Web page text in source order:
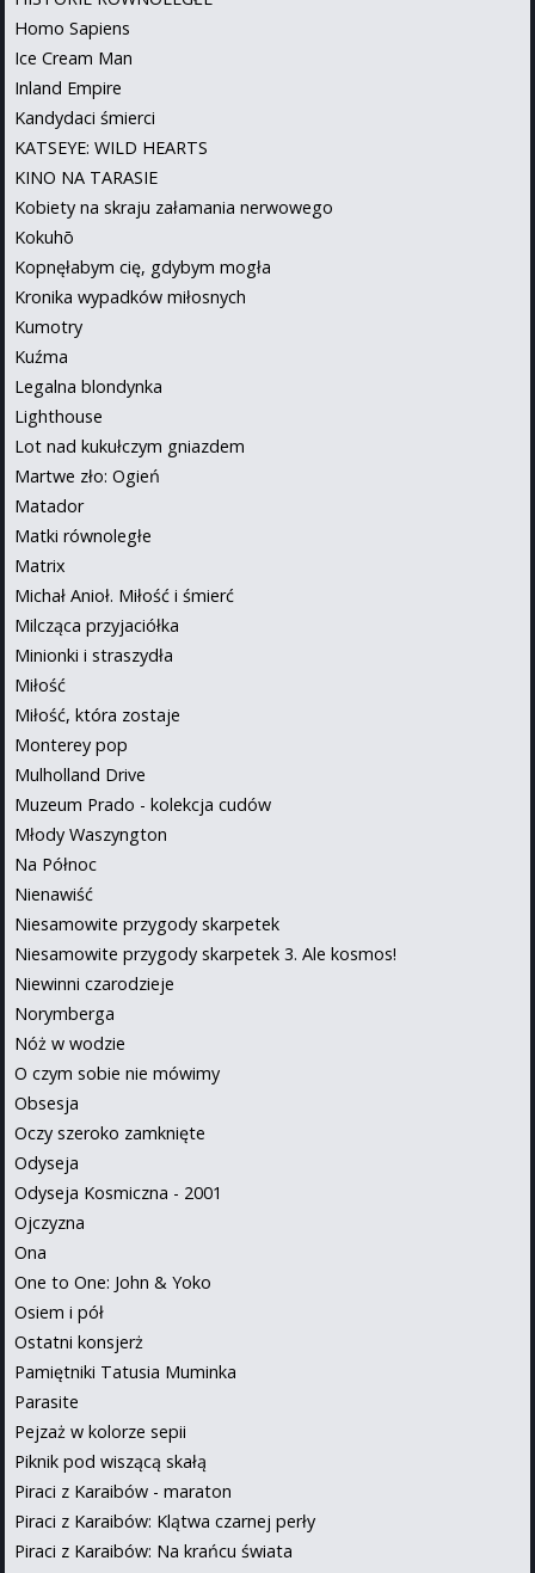
Homo Sapiens
Ice Cream Man
Inland Empire
Kandydaci śmierci
KATSEYE: WILD HEARTS
KINO NA TARASIE
Kobiety na skraju załamania nerwowego
Kokuhō
Kopnęłabym cię, gdybym mogła
Kronika wypadków miłosnych
Kumotry
Kuźma
Legalna blondynka
Lighthouse
Lot nad kukułczym gniazdem
Martwe zło: Ogień
Matador
Matki równoległe
Matrix
Michał Anioł. Miłość i śmierć
Milcząca przyjaciółka
Minionki i straszydła
Miłość
Miłość, która zostaje
Monterey pop
Mulholland Drive
Muzeum Prado - kolekcja cudów
Młody Waszyngton
Na Północ
Nienawiść
Niesamowite przygody skarpetek
Niesamowite przygody skarpetek 3. Ale kosmos!
Niewinni czarodzieje
Norymberga
Nóż w wodzie
O czym sobie nie mówimy
Obsesja
Oczy szeroko zamknięte
Odyseja
Odyseja Kosmiczna - 2001
Ojczyzna
Ona
One to One: John & Yoko
Osiem i pół
Ostatni konsjerż
Pamiętniki Tatusia Muminka
Parasite
Pejzaż w kolorze sepii
Piknik pod wiszącą skałą
Piraci z Karaibów - maraton
Piraci z Karaibów: Klątwa czarnej perły
Piraci z Karaibów: Na krańcu świata